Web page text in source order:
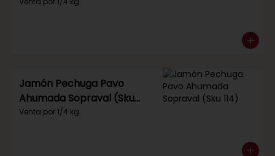
Jamón Pechuga Pavo
Ahumada Sopraval (Sku
114)
Venta por 1/4 kg.